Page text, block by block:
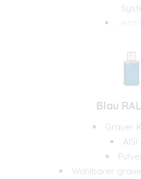
Jetzt
Blau
Grauer
AISI
Wählbarer